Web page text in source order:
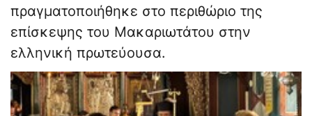
πραγματοποιήθηκε στο περιθώριο της
επίσκεψης του Μακαριωτάτου στην
ελληνική πρωτεύουσα.